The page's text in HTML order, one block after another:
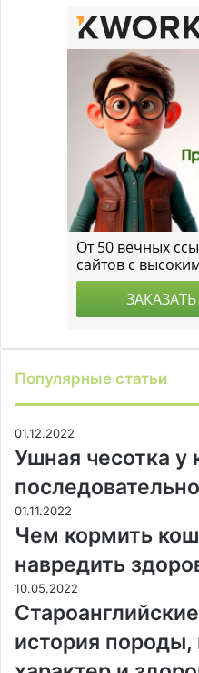
Популярные статьи
01.12.2022
Ушная чесотка
01.11.2022
Чем кормить
навредить
10.05.2022
история